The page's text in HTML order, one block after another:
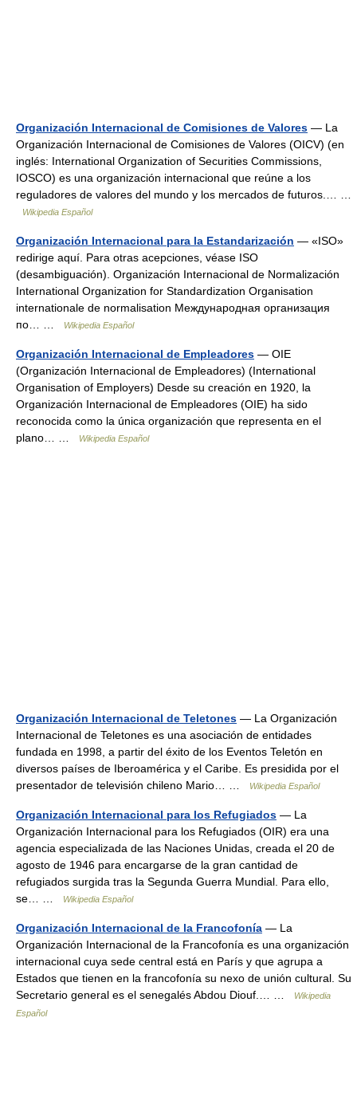
Organización Internacional de Comisiones de Valores — La
Organización Internacional de Comisiones de Valores (OICV) (en
inglés: International Organization of Securities Commissions,
IOSCO) es una organización internacional que reúne a los
reguladores de valores del mundo y los mercados de futuros.… …
Wikipedia Español
Organización Internacional para la Estandarización — «ISO»
redirige aquí. Para otras acepciones, véase ISO
(desambiguación). Organización Internacional de Normalización
International Organization for Standardization Organisation
internationale de normalisation Международная организация
по… …
Wikipedia Español
Organización Internacional de Empleadores — OIE
(Organización Internacional de Empleadores) (International
Organisation of Employers) Desde su creación en 1920, la
Organización Internacional de Empleadores (OIE) ha sido
reconocida como la única organización que representa en el
plano… …
Wikipedia Español
Organización Internacional de Teletones — La Organización
Internacional de Teletones es una asociación de entidades
fundada en 1998, a partir del éxito de los Eventos Teletón en
diversos países de Iberoamérica y el Caribe. Es presidida por el
presentador de televisión chileno Mario… …
Wikipedia Español
Organización Internacional para los Refugiados — La
Organización Internacional para los Refugiados (OIR) era una
agencia especializada de las Naciones Unidas, creada el 20 de
agosto de 1946 para encargarse de la gran cantidad de
refugiados surgida tras la Segunda Guerra Mundial. Para ello,
se… …
Wikipedia Español
Organización Internacional de la Francofonía — La
Organización Internacional de la Francofonía es una organización
internacional cuya sede central está en París y que agrupa a
Estados que tienen en la francofonía su nexo de unión cultural. Su
Secretario general es el senegalés Abdou Diouf.… …
Wikipedia
Español